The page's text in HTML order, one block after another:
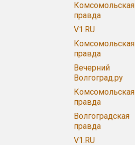
Комсомольская
правда
V1.RU
Комсомольская
правда
Вечерний
Волгоград.ру
Комсомольская
правда
Волгоградская
правда
V1.RU